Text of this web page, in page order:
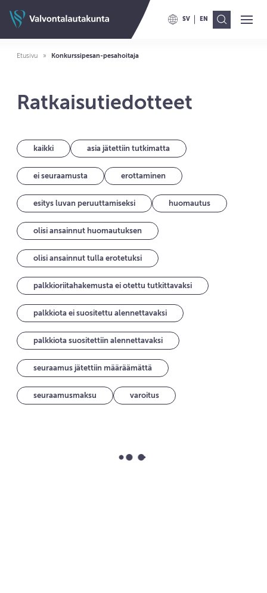
Valvontalautakunnan etusivulleSV
VAIHDA KIELELLE SWITCH
EN
VAIHDA KIELELLE
Etusivu Konkurssipesan-pesahoitaja
Ratkaisutiedotteet
kaikki asia jätettiin tutkimatta
ei seuraamusta erottaminen
esitys luvan peruuttamiseksi huomautus
olisi ansainnut huomautuksen
olisi ansainnut tulla erotetuksi
palkkioriitahakemusta ei otettu tutkittavaksi
palkkiota ei suositettu alennettavaksi
palkkiota suositettiin alennettavaksi
seuraamus jätettiin määräämättä
seuraamusmaksu varoitus